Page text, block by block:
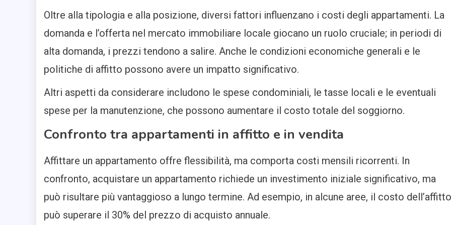
Oltre alla tipologia e alla posizione, diversi fattori influenzano i costi degli appartamenti. La
domanda e l’offerta nel mercato immobiliare locale giocano un ruolo cruciale; in periodi di
alta domanda, i prezzi tendono a salire. Anche le condizioni economiche generali e le
politiche di affitto possono avere un impatto significativo.
Altri aspetti da considerare includono le spese condominiali, le tasse locali e le eventuali
spese per la manutenzione, che possono aumentare il costo totale del soggiorno.
Confronto tra appartamenti in affitto e in vendita
Affittare un appartamento offre flessibilità, ma comporta costi mensili ricorrenti. In
confronto, acquistare un appartamento richiede un investimento iniziale significativo, ma
può risultare più vantaggioso a lungo termine. Ad esempio, in alcune aree, il costo dell’affitto
può superare il 30% del prezzo di acquisto annuale.